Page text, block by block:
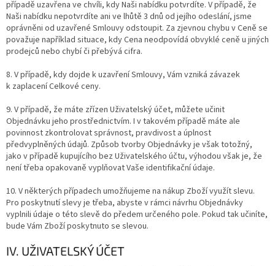
případě uzavřena ve chvíli, kdy Naši nabídku potvrdíte. V případě, že
Naši nabídku nepotvrdíte ani ve lhůtě 3 dnů od jejího odeslání, jsme
oprávněni od uzavřené Smlouvy odstoupit. Za zjevnou chybu v Ceně se
považuje například situace, kdy Cena neodpovídá obvyklé ceně u jiných
prodejců nebo chybí či přebývá cifra.
8. V případě, kdy dojde k uzavření Smlouvy, Vám vzniká závazek
k zaplacení Celkové ceny.
9. V případě, že máte zřízen Uživatelský účet, můžete učinit
Objednávku jeho prostřednictvím. I v takovém případě máte ale
povinnost zkontrolovat správnost, pravdivost a úplnost
předvyplněných údajů. Způsob tvorby Objednávky je však totožný,
jako v případě kupujícího bez Uživatelského účtu, výhodou však je, že
není třeba opakovaně vyplňovat Vaše identifikační údaje.
10. V některých případech umožňujeme na nákup Zboží využít slevu.
Pro poskytnutí slevy je třeba, abyste v rámci návrhu Objednávky
vyplnili údaje o této slevě do předem určeného pole. Pokud tak učiníte,
bude Vám Zboží poskytnuto se slevou.
IV. UŽIVATELSKÝ ÚČET